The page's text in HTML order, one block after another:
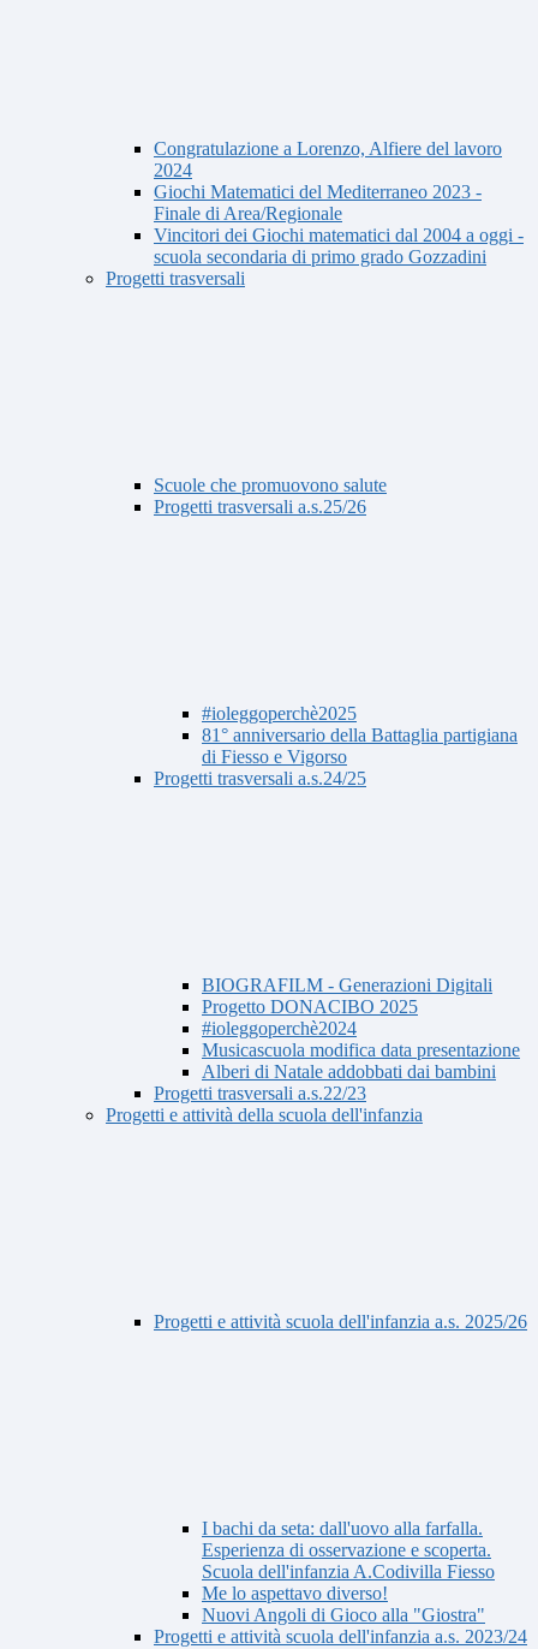
Congratulazione a Lorenzo, Alfiere del lavoro
2024
Giochi Matematici del Mediterraneo 2023 -
Finale di Area/Regionale
Vincitori dei Giochi matematici dal 2004 a oggi -
scuola secondaria di primo grado Gozzadini
Progetti trasversali
Scuole che promuovono salute
Progetti trasversali a.s.25/26
#ioleggoperchè2025
81° anniversario della Battaglia partigiana
di Fiesso e Vigorso
Progetti trasversali a.s.24/25
BIOGRAFILM - Generazioni Digitali
Progetto DONACIBO 2025
#ioleggoperchè2024
Musicascuola modifica data presentazione
Alberi di Natale addobbati dai bambini
Progetti trasversali a.s.22/23
Progetti e attività della scuola dell'infanzia
Progetti e attività scuola dell'infanzia a.s. 2025/26
I bachi da seta: dall'uovo alla farfalla.
Esperienza di osservazione e scoperta.
Scuola dell'infanzia A.Codivilla Fiesso
Me lo aspettavo diverso!
Nuovi Angoli di Gioco alla "Giostra"
Progetti e attività scuola dell'infanzia a.s. 2023/24